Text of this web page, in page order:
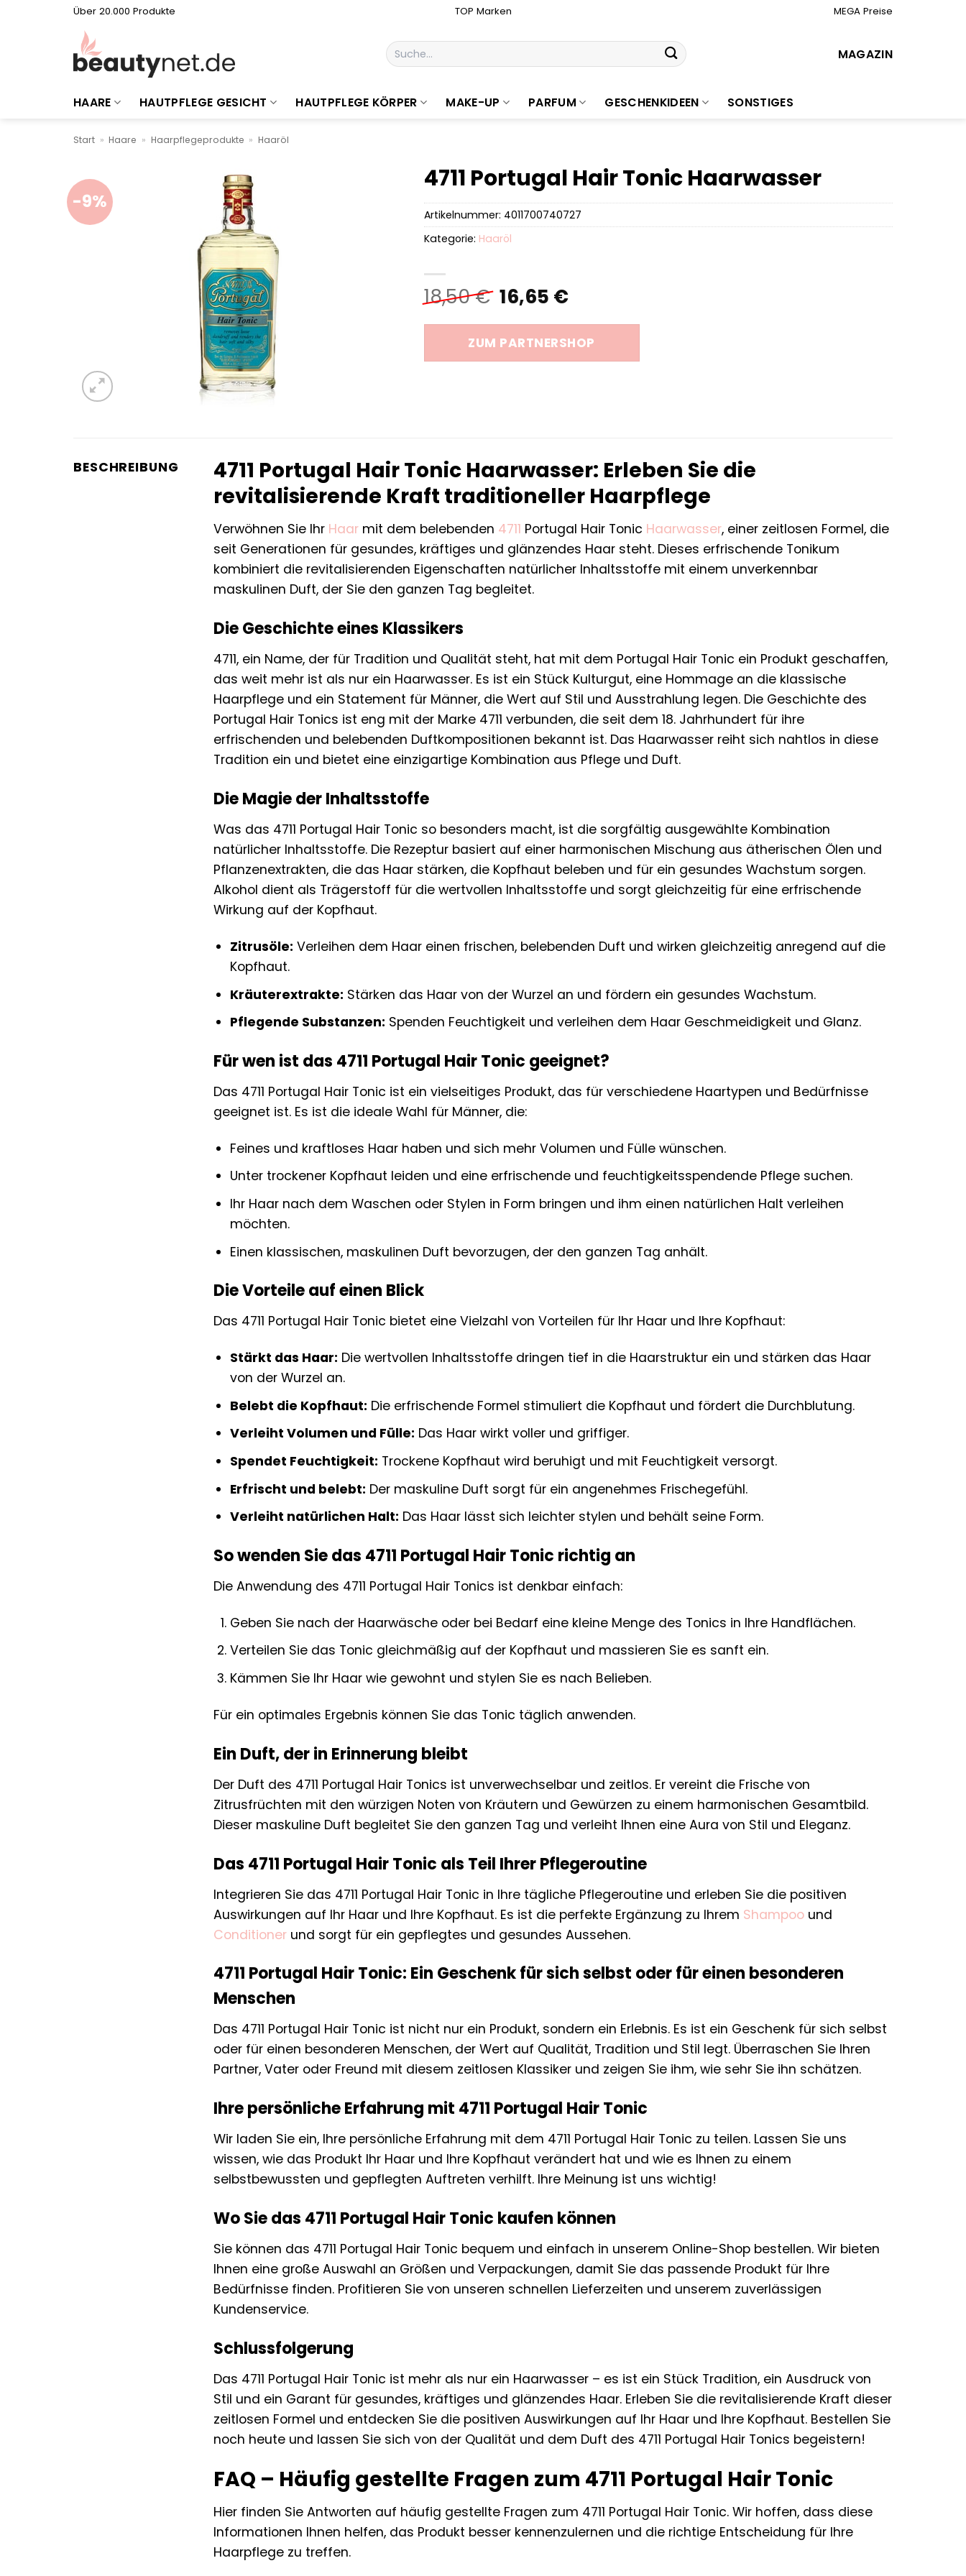
Über 20.000 Produkte TOP Marken MEGA Preise
Suchen
nach:
MAGAZIN
HAARE HAUTPFLEGE GESICHT HAUTPFLEGE KÖRPER MAKE-UP PARFUM GESCHENKIDEEN SONSTIGES
Start » Haare » Haarpflegeprodukte » Haaröl
-9%
4711 Portugal Hair Tonic Haarwasser
18,50€ Ursprünglicher
Preis
war:
18,50 €
16,65 €Aktueller
ist:
16,65 €.
ZUM PARTNERSHOP
Artikelnummer: 4011700740727
Kategorie: Haaröl
BESCHREIBUNG
4711 Portugal Hair Tonic Haarwasser: Erleben Sie die
revitalisierende Kraft traditioneller Haarpflege
Verwöhnen Sie Ihr Haar mit dem belebenden 4711 Portugal Hair Tonic Haarwasser, einer zeitlosen Formel, die
seit Generationen für gesundes, kräftiges und glänzendes Haar steht. Dieses erfrischende Tonikum
kombiniert die revitalisierenden Eigenschaften natürlicher Inhaltsstoffe mit einem unverkennbar
maskulinen Duft, der Sie den ganzen Tag begleitet.
Die Geschichte eines Klassikers
4711, ein Name, der für Tradition und Qualität steht, hat mit dem Portugal Hair Tonic ein Produkt geschaffen,
das weit mehr ist als nur ein Haarwasser. Es ist ein Stück Kulturgut, eine Hommage an die klassische
Haarpflege und ein Statement für Männer, die Wert auf Stil und Ausstrahlung legen. Die Geschichte des
Portugal Hair Tonics ist eng mit der Marke 4711 verbunden, die seit dem 18. Jahrhundert für ihre
erfrischenden und belebenden Duftkompositionen bekannt ist. Das Haarwasser reiht sich nahtlos in diese
Tradition ein und bietet eine einzigartige Kombination aus Pflege und Duft.
Die Magie der Inhaltsstoffe
Was das 4711 Portugal Hair Tonic so besonders macht, ist die sorgfältig ausgewählte Kombination
natürlicher Inhaltsstoffe. Die Rezeptur basiert auf einer harmonischen Mischung aus ätherischen Ölen und
Pflanzenextrakten, die das Haar stärken, die Kopfhaut beleben und für ein gesundes Wachstum sorgen.
Alkohol dient als Trägerstoff für die wertvollen Inhaltsstoffe und sorgt gleichzeitig für eine erfrischende
Wirkung auf der Kopfhaut.
Zitrusöle: Verleihen dem Haar einen frischen, belebenden Duft und wirken gleichzeitig anregend auf die
Kopfhaut.
Kräuterextrakte: Stärken das Haar von der Wurzel an und fördern ein gesundes Wachstum.
Pflegende Substanzen: Spenden Feuchtigkeit und verleihen dem Haar Geschmeidigkeit und Glanz.
Für wen ist das 4711 Portugal Hair Tonic geeignet?
Das 4711 Portugal Hair Tonic ist ein vielseitiges Produkt, das für verschiedene Haartypen und Bedürfnisse
geeignet ist. Es ist die ideale Wahl für Männer, die:
Feines und kraftloses Haar haben und sich mehr Volumen und Fülle wünschen.
Unter trockener Kopfhaut leiden und eine erfrischende und feuchtigkeitsspendende Pflege suchen.
Ihr Haar nach dem Waschen oder Stylen in Form bringen und ihm einen natürlichen Halt verleihen
möchten.
Einen klassischen, maskulinen Duft bevorzugen, der den ganzen Tag anhält.
Die Vorteile auf einen Blick
Das 4711 Portugal Hair Tonic bietet eine Vielzahl von Vorteilen für Ihr Haar und Ihre Kopfhaut:
Stärkt das Haar: Die wertvollen Inhaltsstoffe dringen tief in die Haarstruktur ein und stärken das Haar
von der Wurzel an.
Belebt die Kopfhaut: Die erfrischende Formel stimuliert die Kopfhaut und fördert die Durchblutung.
Verleiht Volumen und Fülle: Das Haar wirkt voller und griffiger.
Spendet Feuchtigkeit: Trockene Kopfhaut wird beruhigt und mit Feuchtigkeit versorgt.
Erfrischt und belebt: Der maskuline Duft sorgt für ein angenehmes Frischegefühl.
Verleiht natürlichen Halt: Das Haar lässt sich leichter stylen und behält seine Form.
So wenden Sie das 4711 Portugal Hair Tonic richtig an
Die Anwendung des 4711 Portugal Hair Tonics ist denkbar einfach:
Geben Sie nach der Haarwäsche oder bei Bedarf eine kleine Menge des Tonics in Ihre Handflächen.
Verteilen Sie das Tonic gleichmäßig auf der Kopfhaut und massieren Sie es sanft ein.
Kämmen Sie Ihr Haar wie gewohnt und stylen Sie es nach Belieben.
Für ein optimales Ergebnis können Sie das Tonic täglich anwenden.
Ein Duft, der in Erinnerung bleibt
Der Duft des 4711 Portugal Hair Tonics ist unverwechselbar und zeitlos. Er vereint die Frische von
Zitrusfrüchten mit den würzigen Noten von Kräutern und Gewürzen zu einem harmonischen Gesamtbild.
Dieser maskuline Duft begleitet Sie den ganzen Tag und verleiht Ihnen eine Aura von Stil und Eleganz.
Das 4711 Portugal Hair Tonic als Teil Ihrer Pflegeroutine
Integrieren Sie das 4711 Portugal Hair Tonic in Ihre tägliche Pflegeroutine und erleben Sie die positiven
Auswirkungen auf Ihr Haar und Ihre Kopfhaut. Es ist die perfekte Ergänzung zu Ihrem Shampoo und
Conditioner und sorgt für ein gepflegtes und gesundes Aussehen.
4711 Portugal Hair Tonic: Ein Geschenk für sich selbst oder für einen besonderen
Menschen
Das 4711 Portugal Hair Tonic ist nicht nur ein Produkt, sondern ein Erlebnis. Es ist ein Geschenk für sich selbst
oder für einen besonderen Menschen, der Wert auf Qualität, Tradition und Stil legt. Überraschen Sie Ihren
Partner, Vater oder Freund mit diesem zeitlosen Klassiker und zeigen Sie ihm, wie sehr Sie ihn schätzen.
Ihre persönliche Erfahrung mit 4711 Portugal Hair Tonic
Wir laden Sie ein, Ihre persönliche Erfahrung mit dem 4711 Portugal Hair Tonic zu teilen. Lassen Sie uns
wissen, wie das Produkt Ihr Haar und Ihre Kopfhaut verändert hat und wie es Ihnen zu einem
selbstbewussten und gepflegten Auftreten verhilft. Ihre Meinung ist uns wichtig!
Wo Sie das 4711 Portugal Hair Tonic kaufen können
Sie können das 4711 Portugal Hair Tonic bequem und einfach in unserem Online-Shop bestellen. Wir bieten
Ihnen eine große Auswahl an Größen und Verpackungen, damit Sie das passende Produkt für Ihre
Bedürfnisse finden. Profitieren Sie von unseren schnellen Lieferzeiten und unserem zuverlässigen
Kundenservice.
Schlussfolgerung
Das 4711 Portugal Hair Tonic ist mehr als nur ein Haarwasser – es ist ein Stück Tradition, ein Ausdruck von
Stil und ein Garant für gesundes, kräftiges und glänzendes Haar. Erleben Sie die revitalisierende Kraft dieser
zeitlosen Formel und entdecken Sie die positiven Auswirkungen auf Ihr Haar und Ihre Kopfhaut. Bestellen Sie
noch heute und lassen Sie sich von der Qualität und dem Duft des 4711 Portugal Hair Tonics begeistern!
FAQ – Häufig gestellte Fragen zum 4711 Portugal Hair Tonic
Hier finden Sie Antworten auf häufig gestellte Fragen zum 4711 Portugal Hair Tonic. Wir hoffen, dass diese
Informationen Ihnen helfen, das Produkt besser kennenzulernen und die richtige Entscheidung für Ihre
Haarpflege zu treffen.